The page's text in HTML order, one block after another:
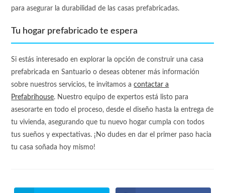
para asegurar la durabilidad de las casas prefabricadas.
Tu hogar prefabricado te espera
Si estás interesado en explorar la opción de construir una casa
prefabricada en Santuario o deseas obtener más información
sobre nuestros servicios, te invitamos acontactar a
Prefabrihouse. Nuestro equipo de expertos está listo para
asesorarte en todo el proceso, desde el diseño hasta la entrega de
tu vivienda, asegurando que tu nuevo hogar cumpla con todos
tus sueños y expectativas. ¡No dudes en dar el primer paso hacia
tu casa soñada hoy mismo!